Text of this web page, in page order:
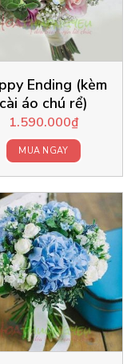
Ending (kèm
cài áo chú rể)
1.590.000₫
MUA NGAY